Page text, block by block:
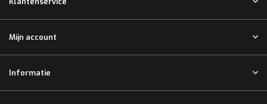
Mijn account
Informatie